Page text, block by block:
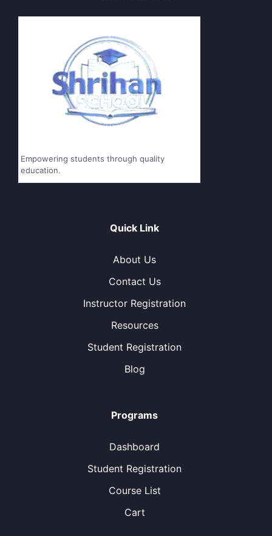
Empowering students through quality
education.
Quick Link
About Us
Contact Us
Instructor Registration
Resources
Student Registration
Blog
Programs
Dashboard
Student Registration
Course List
Cart